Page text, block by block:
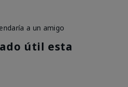
a un amigo
útil esta